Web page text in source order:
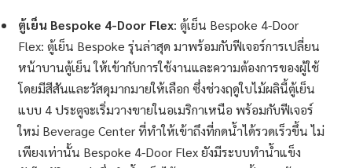
ตู้เย็น Bespoke 4-Door Flex: ตู้เย็น Bespoke 4-Door
Flex: ตู้เย็น Bespoke รุ่นล่าสุด มาพร้อมกับฟีเจอร์การเปลี่ยน
หน้าบานตู้เย็น ให้เข้ากับการใช้งานและความต้องการของผู้ใช้
โดยมีสีสันและวัสดุมากมายให้เลือก ซึ่งช่วงฤดูใบไม้ผลินี้ตู้เย็น
แบบ 4 ประตูจะเริ่มวางขายในอเมริกาเหนือ พร้อมกับฟีเจอร์
ใหม่ Beverage Center ที่ทำให้เข้าถึงที่กดน้ำได้รวดเร็วขึ้น ไม่
เพียงเท่านั้น Bespoke 4-Door Flex ยังมีระบบทำน้ำแข็ง